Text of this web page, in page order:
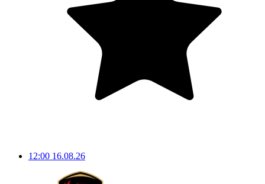
12:00 16.08.26